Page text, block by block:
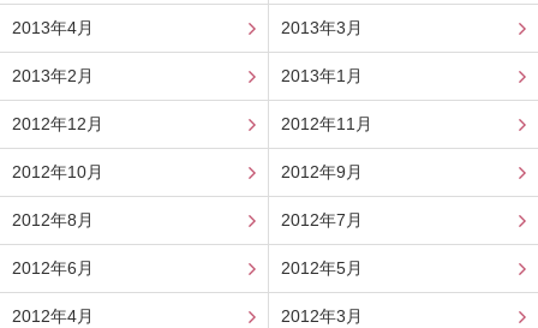
2013年4月 2013年3月
2013年2月 2013年1月
2012年12月 2012年11月
2012年10月 2012年9月
2012年8月 2012年7月
2012年6月 2012年5月
2012年4月 2012年3月